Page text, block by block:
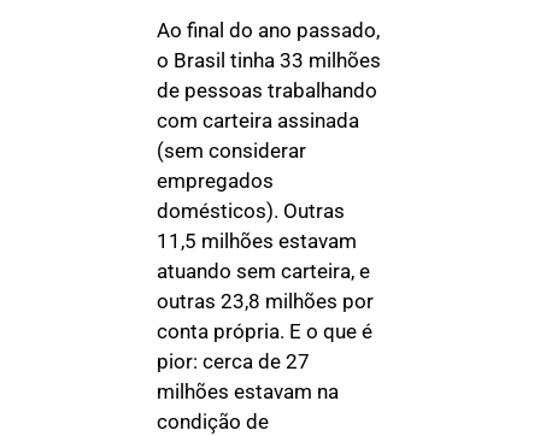
Ao final do ano passado,
o Brasil tinha 33 milhões
de pessoas trabalhando
com carteira assinada
(sem considerar
empregados
domésticos). Outras
11,5 milhões estavam
atuando sem carteira, e
outras 23,8 milhões por
conta própria. E o que é
pior: cerca de 27
milhões estavam na
condição de